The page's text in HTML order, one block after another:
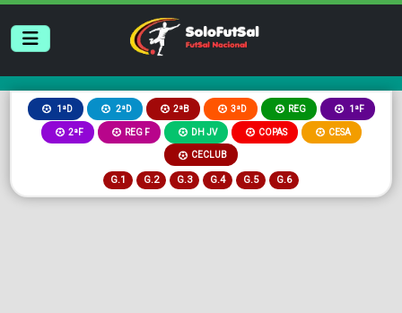
1ªD 2ªD 2ªB 3ªD REG 1ªF
2ªF REG F DH JV COPAS CESA
CECLUB
G.1 G.2 G.3 G.4 G.5 G.6